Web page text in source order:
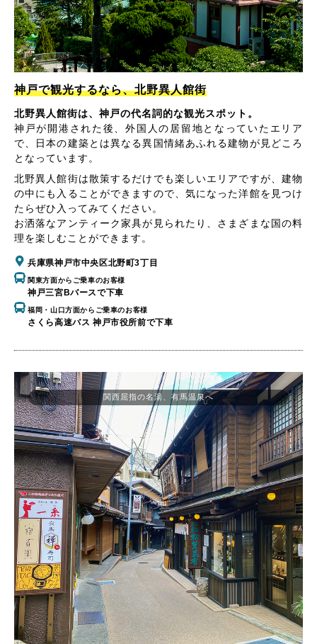
神戸で観光するなら、北野異人館街
北野異人館街は、神戸の代名詞的な観光スポット。
神戸が開港された後、外国人の居留地となっていたエリア
で、日本の建築とは異なる異国情緒あふれる建物が見どころ
となっています。
北野異人館街は散策するだけでも楽しいエリアですが、建物
の中にも入ることができますので、気になった洋館を見つけ
たらぜひ入ってみてください。
お洒落なアンティーク家具が見られたり、さまざまな国の料
理を楽しむことができます。
兵庫県神戸市中央区北野町3丁目
関東方面からご乗車のお客様
神戸三宮Bバースで下車
福岡・山口方面からご乗車のお客様
さくら高速バス 神戸市役所前で下車
関西屈指の名湯、有馬温泉へ